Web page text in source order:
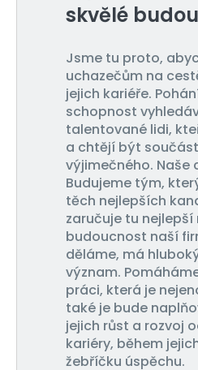
skvělé
Jsme tu proto,
uchazečům na
jejich kariéře.
schopnost
talentované lidi,
a chtějí být
výjimečného. Naše
Budujeme tým,
těch nejlepších
zaručuje tu nejlepší
budoucnost naší
děláme, má
význam.
práci, která je
také je bude
jejich růst a rozvoj
kariéry, během
žebříčku úspěchu.